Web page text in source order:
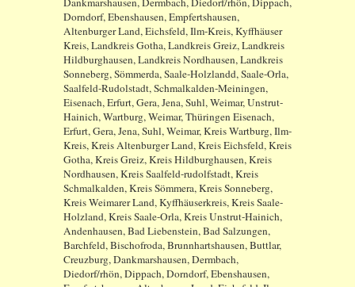
Dorndorf, Ebenshausen, Empfertshausen,
Altenburger Land, Eichsfeld, Ilm-Kreis, Kyffhäuser
Kreis, Landkreis Gotha, Landkreis Greiz, Landkreis
Hildburghausen, Landkreis Nordhausen, Landkreis
Sonneberg, Sömmerda, Saale-Holzlandd, Saale-Orla,
Saalfeld-Rudolstadt, Schmalkalden-Meiningen,
Eisenach, Erfurt, Gera, Jena, Suhl, Weimar, Unstrut-
Hainich, Wartburg, Weimar, Thüringen Eisenach,
Erfurt, Gera, Jena, Suhl, Weimar, Kreis Wartburg, Ilm-
Kreis, Kreis Altenburger Land, Kreis Eichsfeld, Kreis
Gotha, Kreis Greiz, Kreis Hildburghausen, Kreis
Nordhausen, Kreis Saalfeld-rudolfstadt, Kreis
Schmalkalden, Kreis Sömmera, Kreis Sonneberg,
Kreis Weimarer Land, Kyffhäuserkreis, Kreis Saale-
Holzland, Kreis Saale-Orla, Kreis Unstrut-Hainich,
Andenhausen, Bad Liebenstein, Bad Salzungen,
Barchfeld, Bischofroda, Brunnhartshausen, Buttlar,
Creuzburg, Dankmarshausen, Dermbach,
Diedorf/rhön, Dippach, Dorndorf, Ebenshausen,